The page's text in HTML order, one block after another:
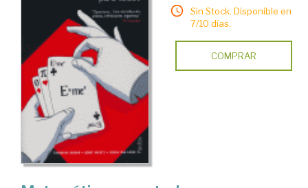
Sin Stock. Disponible en
7/10 días.
COMPRAR